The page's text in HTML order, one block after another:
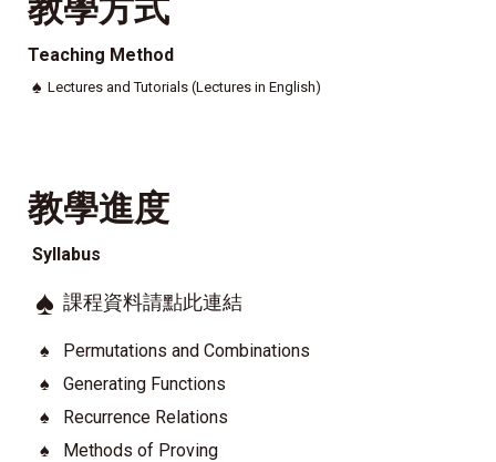
Teaching Method
♠ Lectures and Tutorials (Lectures in English)
教學進度
Syllabus
♠ 課程資料請點此連結
♠
Permutations and Combinations
♠
Generating Functions
♠
Recurrence Relations
♠
Methods of Proving